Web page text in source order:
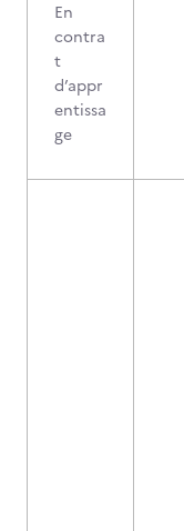
En
contra
t
d’appr
entissa
ge